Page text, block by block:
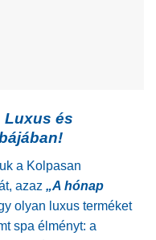
Luxus és
a Kolpasan
azaz „A hónap
olyan luxus terméket
spa élményt: a